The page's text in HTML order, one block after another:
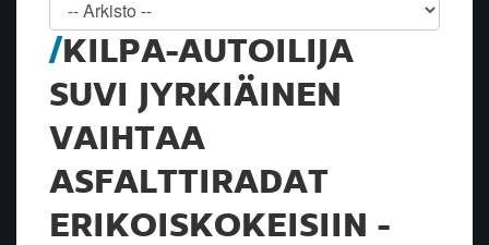
KILPA-AUTOILIJA
SUVI JYRKIÄINEN
VAIHTAA
ASFALTTIRADAT
ERIKOISKOKEISIIN -